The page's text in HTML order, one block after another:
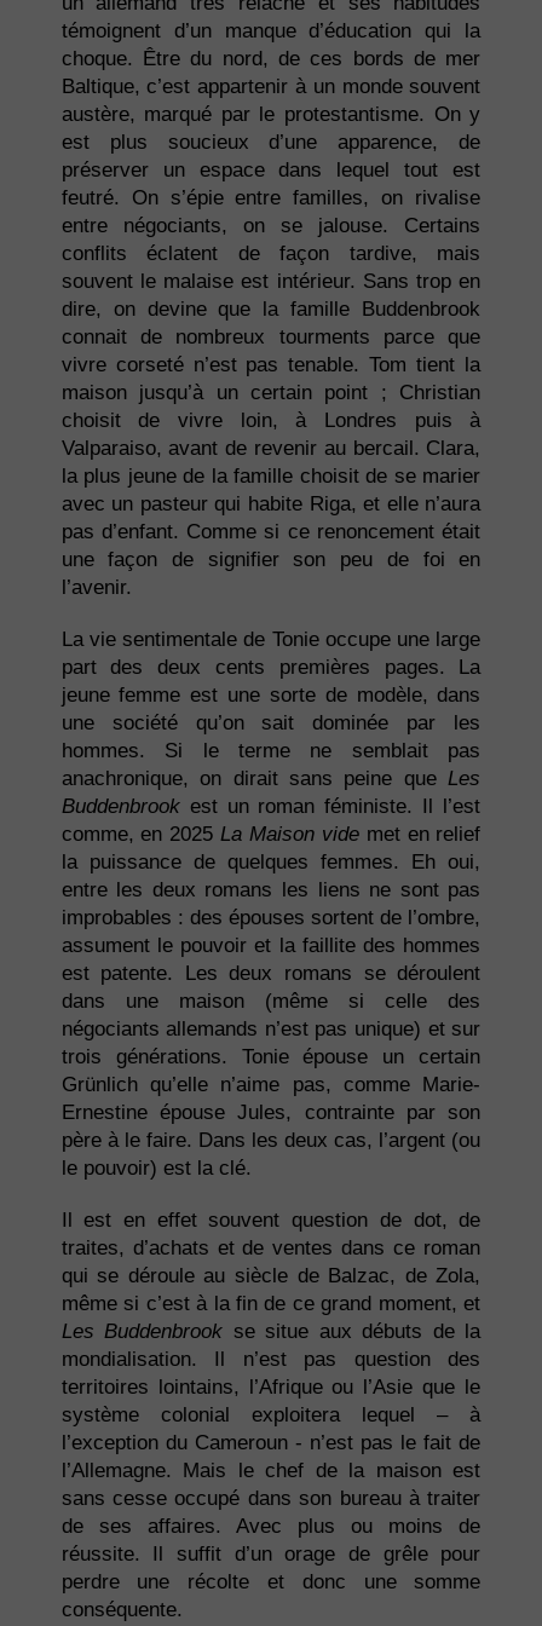
témoignent d’un manque d’éducation qui la
choque. Être du nord, de ces bords de mer
Baltique, c’est appartenir à un monde souvent
austère, marqué par le protestantisme. On y
est plus soucieux d’une apparence, de
préserver un espace dans lequel tout est
feutré. On s’épie entre familles, on rivalise
entre négociants, on se jalouse. Certains
conflits éclatent de façon tardive, mais
souvent le malaise est intérieur. Sans trop en
dire, on devine que la famille Buddenbrook
connait de nombreux tourments parce que
vivre corseté n’est pas tenable. Tom tient la
maison jusqu’à un certain point ; Christian
choisit de vivre loin, à Londres puis à
Valparaiso, avant de revenir au bercail. Clara,
la plus jeune de la famille choisit de se marier
avec un pasteur qui habite Riga, et elle n’aura
pas d’enfant. Comme si ce renoncement était
une façon de signifier son peu de foi en
l’avenir.
La vie sentimentale de Tonie occupe une large
part des deux cents premières pages. La
jeune femme est une sorte de modèle, dans
une société qu’on sait dominée par les
hommes. Si le terme ne semblait pas
anachronique, on dirait sans peine que Les
Buddenbrookest un roman féministe. Il l’est
comme, en 2025 La Maison videmet en relief
la puissance de quelques femmes. Eh oui,
entre les deux romans les liens ne sont pas
improbables : des épouses sortent de l’ombre,
assument le pouvoir et la faillite des hommes
est patente. Les deux romans se déroulent
dans une maison (même si celle des
négociants allemands n’est pas unique) et sur
trois générations. Tonie épouse un certain
Grünlich qu’elle n’aime pas, comme Marie-
Ernestine épouse Jules, contrainte par son
père à le faire. Dans les deux cas, l’argent (ou
le pouvoir) est la clé.
Il est en effet souvent question de dot, de
traites, d’achats et de ventes dans ce roman
qui se déroule au siècle de Balzac, de Zola,
même si c’est à la fin de ce grand moment, et
Les Buddenbrook se situe aux débuts de la
mondialisation. Il n’est pas question des
territoires lointains, l’Afrique ou l’Asie que le
système colonial exploitera lequel – à
l’exception du Cameroun - n’est pas le fait de
l’Allemagne. Mais le chef de la maison est
sans cesse occupé dans son bureau à traiter
de ses affaires. Avec plus ou moins de
réussite. Il suffit d’un orage de grêle pour
perdre une récolte et donc une somme
conséquente.